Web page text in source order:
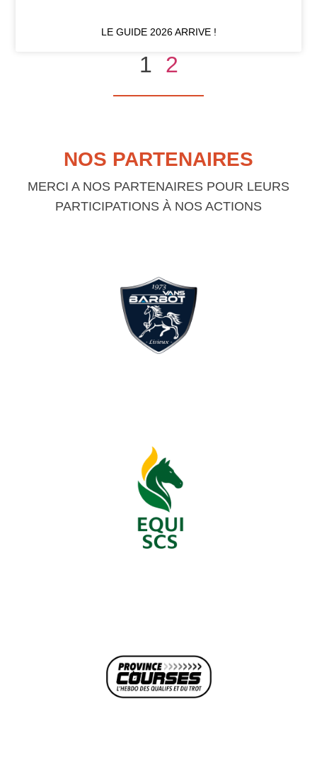
LE GUIDE 2026 ARRIVE !
1 2
NOS PARTENAIRES
MERCI A NOS PARTENAIRES POUR LEURS
PARTICIPATIONS À NOS ACTIONS